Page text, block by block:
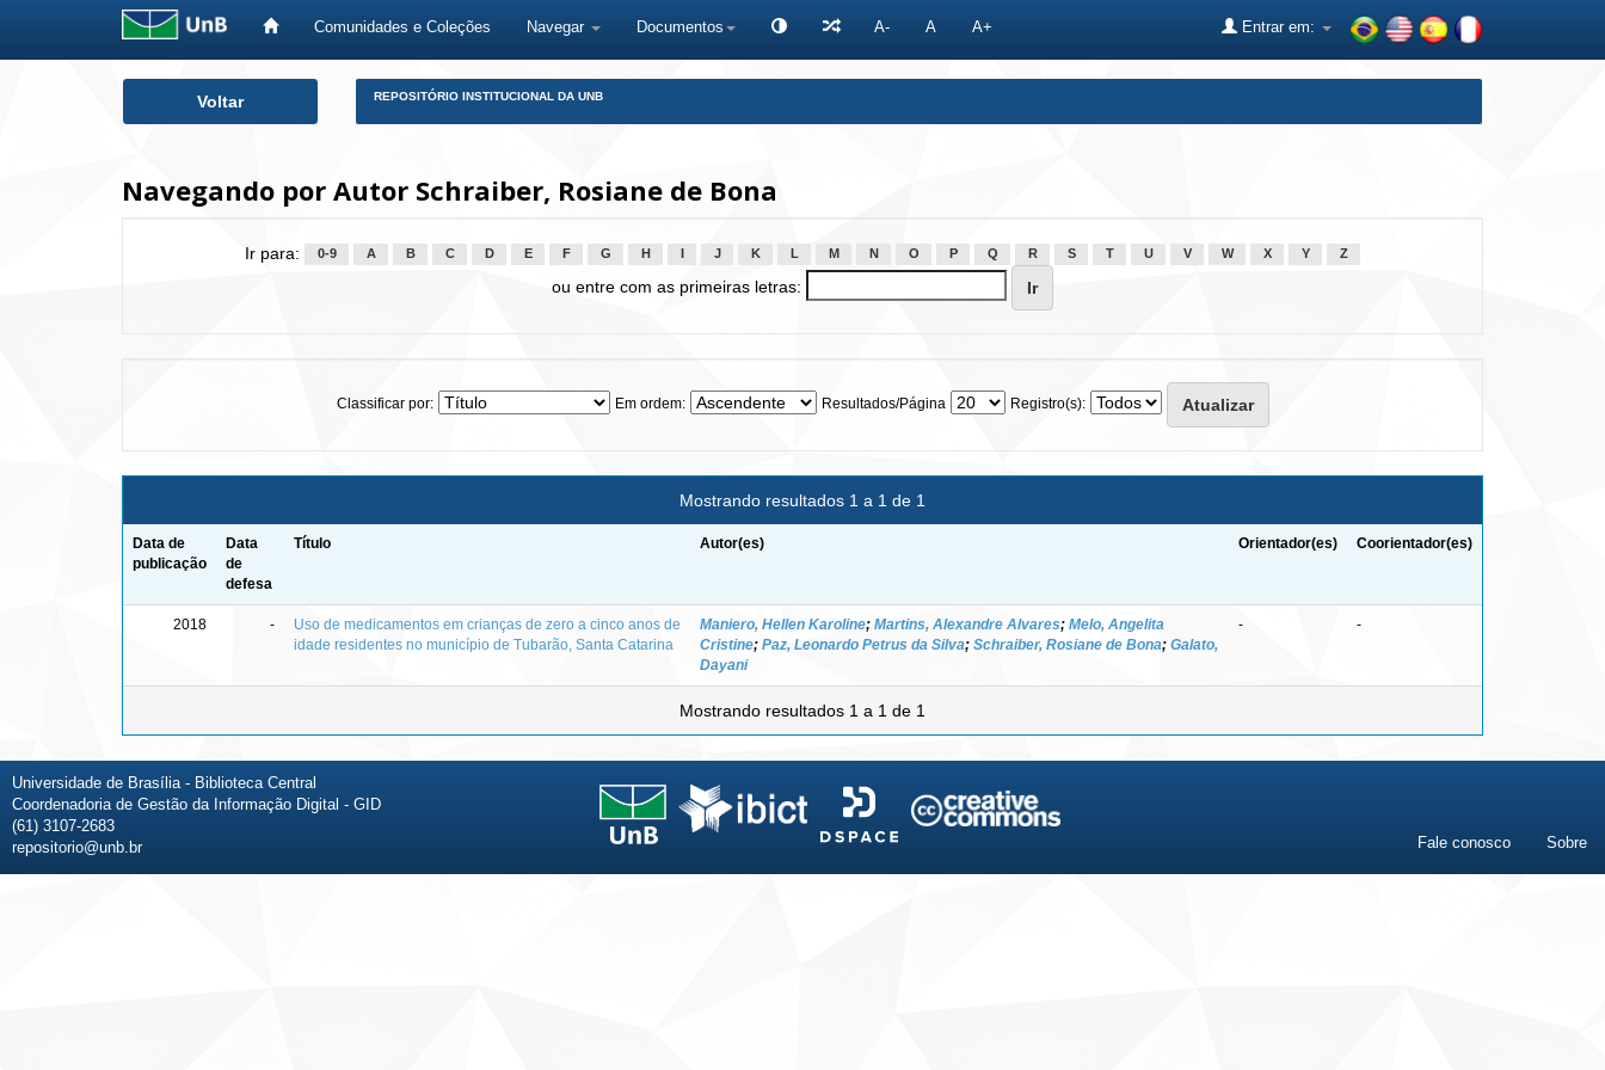
Comunidades e Coleções Navegar Documentos A- A A+ Entrar em:
Voltar REPOSITÓRIO INSTITUCIONAL DA UNB
Navegando por Autor Schraiber, Rosiane de Bona
Ir para: 0-9 A B C D E F G H J K L M N O P Q R S T U V W X Y Z
ou entre com as primeiras letras:
Classificar por: Em ordem: Resultados/Página Registro(s):
Mostrando resultados 1 a 1 de 1
Data de
publicação
Data
de
defesa
Título Autor(es) Orientador(es) Coorientador(es)
2018 -
Uso de medicamentos em crianças de zero a cinco anos de
idade residentes no município de Tubarão, Santa Catarina
Maniero, Hellen Karoline; Martins, Alexandre Alvares; Melo, Angelita
Cristine; Paz, Leonardo Petrus da Silva; Schraiber, Rosiane de Bona; Galato,
Dayani
- -
Mostrando resultados 1 a 1 de 1
Universidade de Brasília - Biblioteca Central
Coordenadoria de Gestão da Informação Digital - GID
(61) 3107-2683
repositorio@unb.br
Fale conosco Sobre